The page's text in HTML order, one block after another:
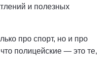
и полезных
про спорт, но и про
полицейские — это те,